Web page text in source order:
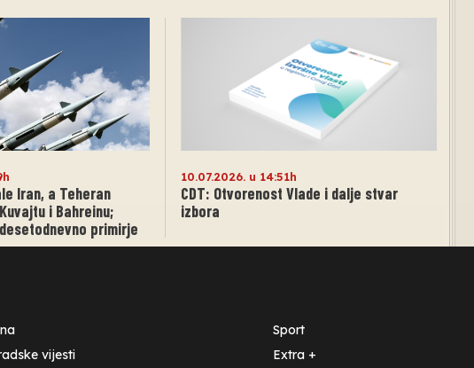
Iran, a Teheran
i Bahreinu;
primirje
10.07.2026. u 14:51h
CDT: Otvorenost Vlade i dalje stvar
izbora
vijesti
Sport
Extra +